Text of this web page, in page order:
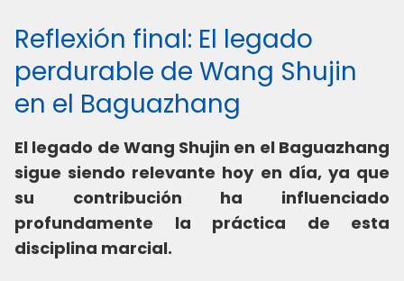
Reflexión final: El legado
perdurable de Wang Shujin
en el Baguazhang
El legado de Wang Shujin en el Baguazhang
sigue siendo relevante hoy en día, ya que
su contribución ha influenciado
profundamente la práctica de esta
disciplina marcial.